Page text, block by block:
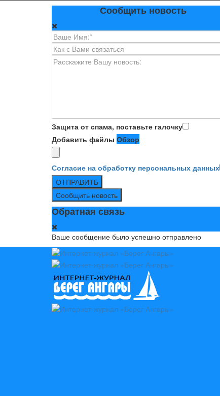
Сообщить новость
Защита от спама, поставьте галочку
Добавить файлы Обзор
Согласие на обработку персональных данных
ОТПРАВИТЬ
Сообщить новость
Обратная связь
Ваше сообщение было успешно отправлено